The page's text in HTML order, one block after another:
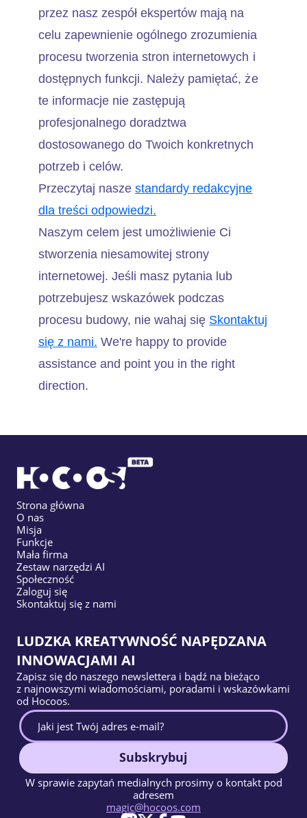
przez nasz zespół ekspertów mają na
celu zapewnienie ogólnego zrozumienia
procesu tworzenia stron internetowych i
dostępnych funkcji. Należy pamiętać, że
te informacje nie zastępują
profesjonalnego doradztwa
dostosowanego do Twoich konkretnych
potrzeb i celów.
Przeczytaj nasze standardy redakcyjne
dla treści odpowiedzi.
Naszym celem jest umożliwienie Ci
stworzenia niesamowitej strony
internetowej. Jeśli masz pytania lub
potrzebujesz wskazówek podczas
procesu budowy, nie wahaj się Skontaktuj
się z nami. We're happy to provide
assistance and point you in the right
direction.
Strona główna
O nas
Misja
Funkcje
Mała firma
Zestaw narzędzi AI
Społeczność
Zaloguj się
Skontaktuj się z nami
LUDZKA KREATYWNOŚĆ NAPĘDZANA
INNOWACJAMI AI
Zapisz się do naszego newslettera i bądź na bieżąco
z najnowszymi wiadomościami, poradami i wskazówkami
od Hocoos.
Subskrybuj
W sprawie zapytań medialnych prosimy o kontakt pod
adresem
magic@hocoos.com